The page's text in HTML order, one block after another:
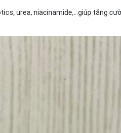
urea, niacinamide,…giúp tăng